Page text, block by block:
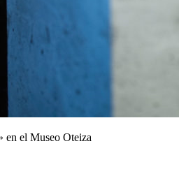
en el Museo Oteiza